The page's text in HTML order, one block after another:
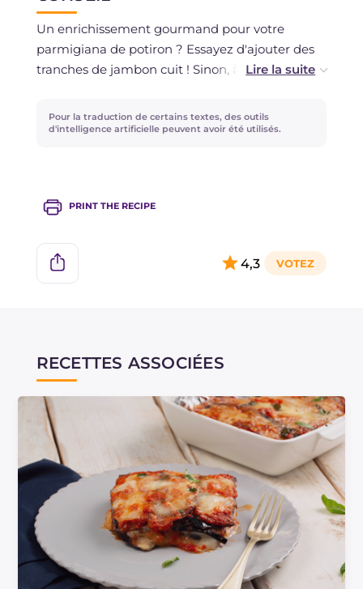
Un enrichissement gourmand pour votre
parmigiana de potiron ? Essayez d'ajouter des
tranches de jambon cuit ! Sinon, à la place de la
fluide !
Pour la traduction de certains textes, des outils
d'intelligence artificielle peuvent avoir été utilisés.
PRINT THE RECIPE
4,3
RECETTES ASSOCIÉES